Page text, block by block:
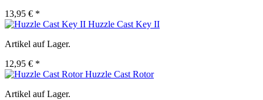
13,95 € *
Huzzle Cast Key II
Artikel auf Lager.
12,95 € *
Huzzle Cast Rotor
Artikel auf Lager.